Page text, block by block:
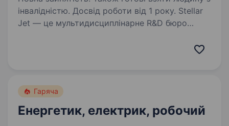
інвалідністю. Досвід роботи від 1 року. Stellar
Jet — це мультидисциплінарне R&D бюро
ми в пошуку Пілота-тестувальника…
Гаряча
Енергетик, електрик, робочий